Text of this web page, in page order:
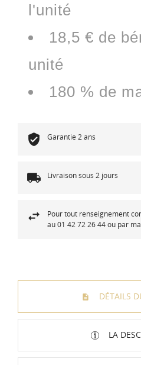
l'unité
18,5 € de
unité
180 % de
Garantie 2 ans
Livraison sous 2 jours
Pour tout renseignement
au 01 42 72 26 44 ou par
DÉTAILS
LA